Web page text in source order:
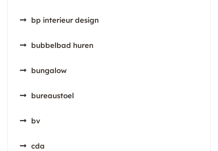
bp interieur design
bubbelbad huren
bungalow
bureaustoel
bv
cda